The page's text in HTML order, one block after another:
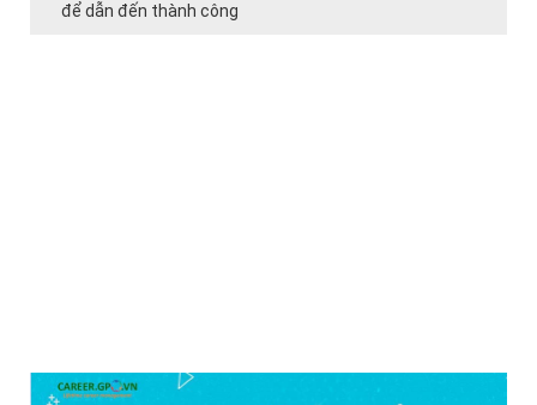
để dẫn đến thành công